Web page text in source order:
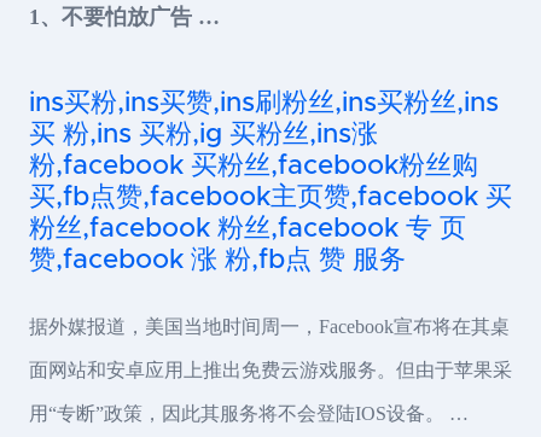
1、不要怕放广告 …
ins买粉,ins买赞,ins刷粉丝,ins买粉丝,ins
买 粉,ins 买粉,ig 买粉丝,ins涨
粉,facebook 买粉丝,facebook粉丝购
买,fb点赞,facebook主页赞,facebook 买
粉丝,facebook 粉丝,facebook 专 页
赞,facebook 涨 粉,fb点 赞 服务
据外媒报道，美国当地时间周一，Facebook宣布将在其桌
面网站和安卓应用上推出免费云游戏服务。但由于苹果采
用“专断”政策，因此其服务将不会登陆IOS设备。 …